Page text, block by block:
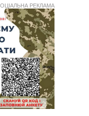
путь двох
дорожню
(ФОТОФАКТ)
світу в
центр
міськради,
РЕКЛАМА